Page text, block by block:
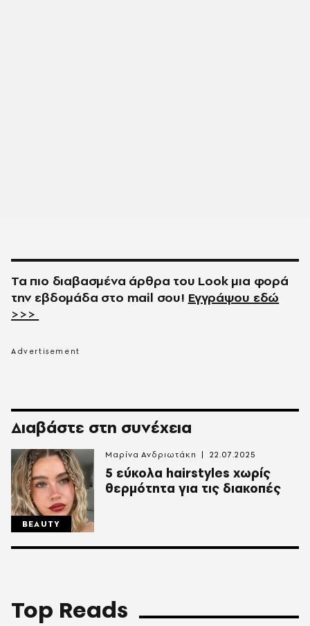
Τα πιο διαβασμένα άρθρα του Look μια φορά
την εβδομάδα στο mail σου! Εγγράψου εδώ
>>>
Διαβάστε στη συνέχεια
BEAUTY
5 εύκολα hairstyles χωρίς
θερμότητα για τις διακοπές
Μαρίνα Ανδριωτάκη 22.07.2025
Top Reads